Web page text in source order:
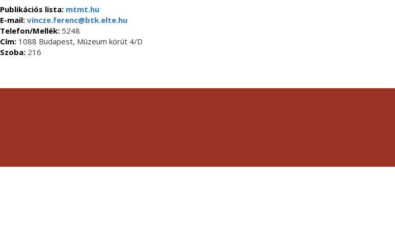
Publikációs lista: mtmt.hu
E-mail:vincze.ferenc@btk.elte.hu
Telefon/Mellék:5248
Cím:1088 Budapest, Múzeum körút 4/D
Szoba:216